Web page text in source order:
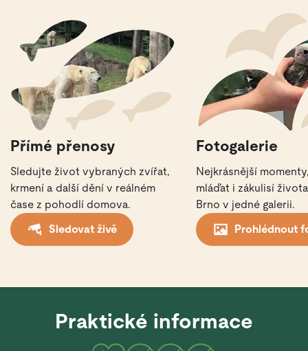
Přímé přenosy
Sledujte život vybraných zvířat,
krmení a další dění v reálném
čase z pohodlí domova.
Sledovat živě
Fotogalerie
Nejkrásnější
mláďat i zákulisí
Brno v jedné galerii.
Prohlédnout
Praktické informace